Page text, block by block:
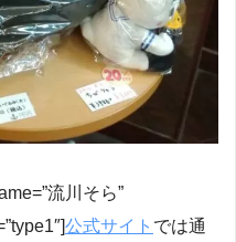
流川そら”
公式サイト では通